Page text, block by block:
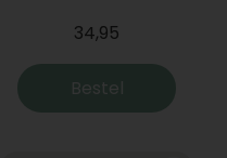
34,95
Bestel